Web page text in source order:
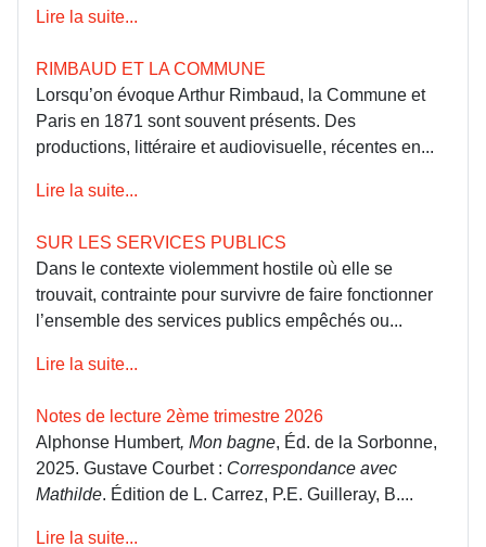
Lire la suite...
RIMBAUD ET LA COMMUNE
Lorsqu’on évoque Arthur Rimbaud, la Commune et
Paris en 1871 sont souvent présents. Des
productions, littéraire et audiovisuelle, récentes en...
Lire la suite...
SUR LES SERVICES PUBLICS
Dans le contexte violemment hostile où elle se
trouvait, contrainte pour survivre de faire fonctionner
l’ensemble des services publics empêchés ou...
Lire la suite...
Notes de lecture 2ème trimestre 2026
Alphonse Humbert, Mon bagne, Éd. de la Sorbonne,
2025. Gustave Courbet : Correspondance avec
Mathilde. Édition de L. Carrez, P.E. Guilleray, B....
Lire la suite...